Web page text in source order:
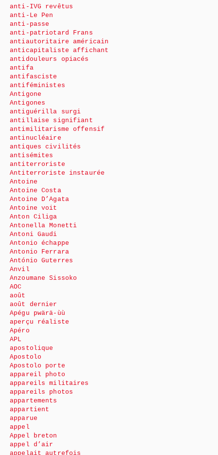
anti-IVG revêtus
anti-Le Pen
anti-passe
anti-patriotard Frans
antiautoritaire américain
anticapitaliste affichant
antidouleurs opiacés
antifa
antifasciste
antiféministes
Antigone
Antigones
antiguérilla surgi
antillaise signifiant
antimilitarisme offensif
antinucléaire
antiques civilités
antisémites
antiterroriste
Antiterroriste instaurée
Antoine
Antoine Costa
Antoine D’Agata
Antoine voit
Anton Ciliga
Antonella Monetti
Antoni Gaudi
Antonio échappe
Antonio Ferrara
António Guterres
Anvil
Anzoumane Sissoko
AOC
août
août dernier
Apégu pwärä-ùù
aperçu réaliste
Apéro
APL
apostolique
Apostolo
Apostolo porte
appareil photo
appareils militaires
appareils photos
appartements
appartient
apparue
appel
Appel breton
appel d’air
appelait autrefois